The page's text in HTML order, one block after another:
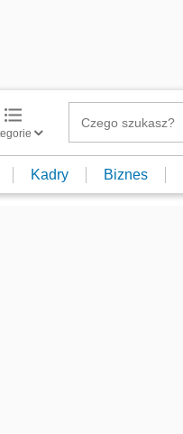
Kadry Biznes